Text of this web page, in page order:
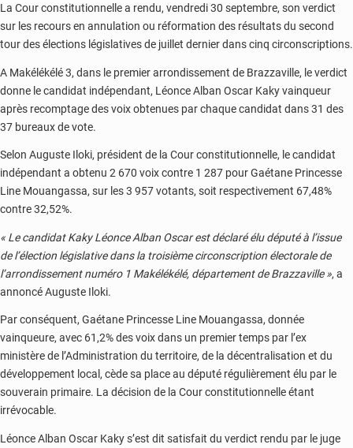
La Cour constitutionnelle a rendu, vendredi 30 septembre, son verdict
sur les recours en annulation ou réformation des résultats du second
tour des élections législatives de juillet dernier dans cinq circonscriptions.
A Makélékélé 3, dans le premier arrondissement de Brazzaville, le verdict
donne le candidat indépendant, Léonce Alban Oscar Kaky vainqueur
après recomptage des voix obtenues par chaque candidat dans 31 des
37 bureaux de vote.
Selon Auguste Iloki, président de la Cour constitutionnelle, le candidat
indépendant a obtenu 2 670 voix contre 1 287 pour Gaétane Princesse
Line Mouangassa, sur les 3 957 votants, soit respectivement 67,48%
contre 32,52%.
« Le candidat Kaky Léonce Alban Oscar est déclaré élu député à l’issue
de l’élection législative dans la troisième circonscription électorale de
l’arrondissement numéro 1 Makélékélé, département de Brazzaville », a
annoncé Auguste Iloki.
Par conséquent, Gaétane Princesse Line Mouangassa, donnée
vainqueure, avec 61,2% des voix dans un premier temps par l’ex
ministère de l’Administration du territoire, de la décentralisation et du
développement local, cède sa place au député régulièrement élu par le
souverain primaire. La décision de la Cour constitutionnelle étant
irrévocable.
Léonce Alban Oscar Kaky s’est dit satisfait du verdict rendu par le juge